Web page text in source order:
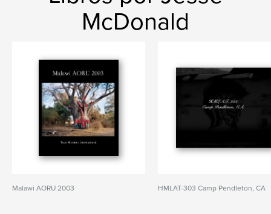
McDonald
Malawi AORU 2003 HMLAT-303 Camp Pendleton, CA